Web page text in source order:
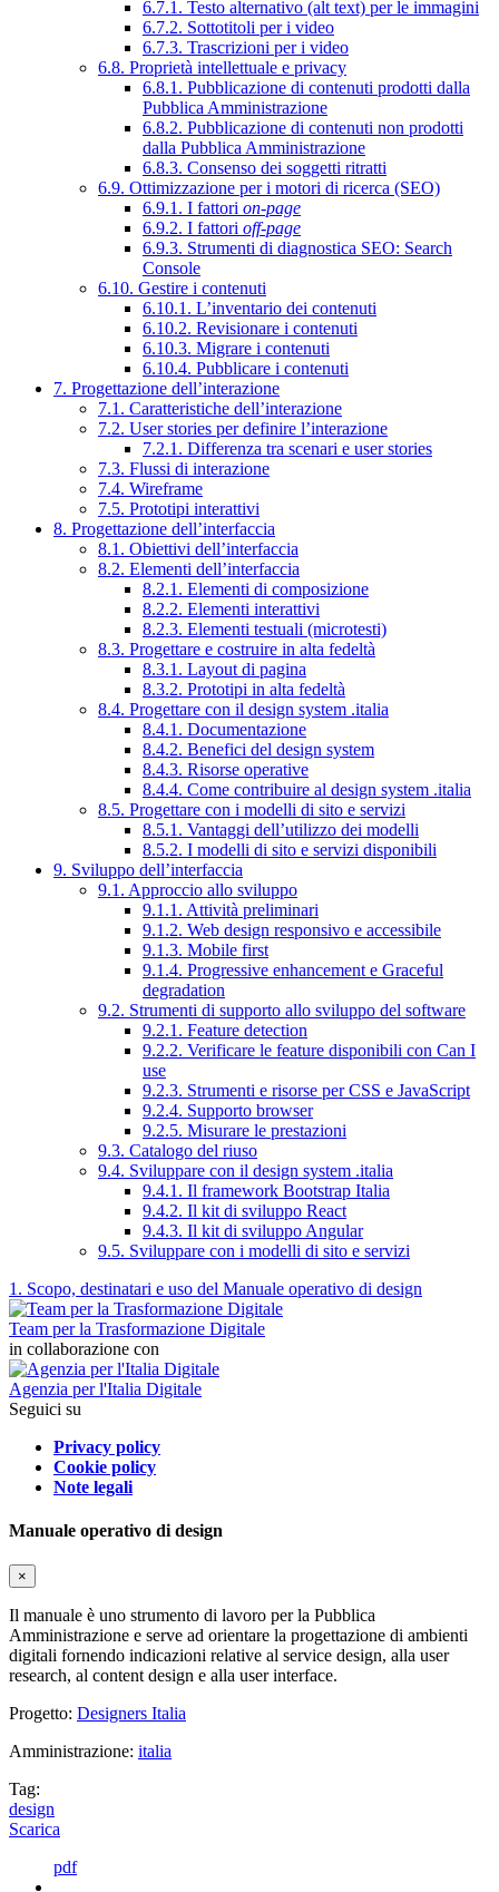
6.7.1. Testo alternativo (alt text) per le immagini
6.7.2. Sottotitoli per i video
6.7.3. Trascrizioni per i video
6.8. Proprietà intellettuale e privacy
6.8.1. Pubblicazione di contenuti prodotti dalla
Pubblica Amministrazione
6.8.2. Pubblicazione di contenuti non prodotti
dalla Pubblica Amministrazione
6.8.3. Consenso dei soggetti ritratti
6.9. Ottimizzazione per i motori di ricerca (SEO)
6.9.1. I fattori on-page
6.9.2. I fattori off-page
6.9.3. Strumenti di diagnostica SEO: Search
Console
6.10. Gestire i contenuti
6.10.1. L’inventario dei contenuti
6.10.2. Revisionare i contenuti
6.10.3. Migrare i contenuti
6.10.4. Pubblicare i contenuti
7. Progettazione dell’interazione
7.1. Caratteristiche dell’interazione
7.2. User stories per definire l’interazione
7.2.1. Differenza tra scenari e user stories
7.3. Flussi di interazione
7.4. Wireframe
7.5. Prototipi interattivi
8. Progettazione dell’interfaccia
8.1. Obiettivi dell’interfaccia
8.2. Elementi dell’interfaccia
8.2.1. Elementi di composizione
8.2.2. Elementi interattivi
8.2.3. Elementi testuali (microtesti)
8.3. Progettare e costruire in alta fedeltà
8.3.1. Layout di pagina
8.3.2. Prototipi in alta fedeltà
8.4. Progettare con il design system .italia
8.4.1. Documentazione
8.4.2. Benefici del design system
8.4.3. Risorse operative
8.4.4. Come contribuire al design system .italia
8.5. Progettare con i modelli di sito e servizi
8.5.1. Vantaggi dell’utilizzo dei modelli
8.5.2. I modelli di sito e servizi disponibili
9. Sviluppo dell’interfaccia
9.1. Approccio allo sviluppo
9.1.1. Attività preliminari
9.1.2. Web design responsivo e accessibile
9.1.3. Mobile first
9.1.4. Progressive enhancement e Graceful
degradation
9.2. Strumenti di supporto allo sviluppo del software
9.2.1. Feature detection
9.2.2. Verificare le feature disponibili con Can I
use
9.2.3. Strumenti e risorse per CSS e JavaScript
9.2.4. Supporto browser
9.2.5. Misurare le prestazioni
9.3. Catalogo del riuso
9.4. Sviluppare con il design system .italia
9.4.1. Il framework Bootstrap Italia
9.4.2. Il kit di sviluppo React
9.4.3. Il kit di sviluppo Angular
9.5. Sviluppare con i modelli di sito e servizi
1. Scopo, destinatari e uso del Manuale operativo di design
Team per la Trasformazione Digitale
in collaborazione con
Agenzia per l'Italia Digitale
Seguici su
Privacy policy
Cookie policy
Note legali
Manuale operativo di design
×
Il manuale è uno strumento di lavoro per la Pubblica
Amministrazione e serve ad orientare la progettazione di ambienti
digitali fornendo indicazioni relative al service design, alla user
research, al content design e alla user interface.
Progetto: Designers Italia
Amministrazione: italia
Tag:
design
Scarica
pdf